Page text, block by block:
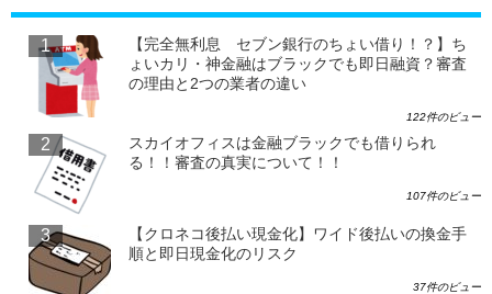
【完全無利息 セブン銀行のちょい借り！？】ち
ょいカリ・神金融はブラックでも即日融資？審査
の理由と2つの業者の違い
122件のビュー
スカイオフィスは金融ブラックでも借りられ
る！！審査の真実について！！
107件のビュー
【クロネコ後払い現金化】ワイド後払いの換金手
順と即日現金化のリスク
37件のビュー